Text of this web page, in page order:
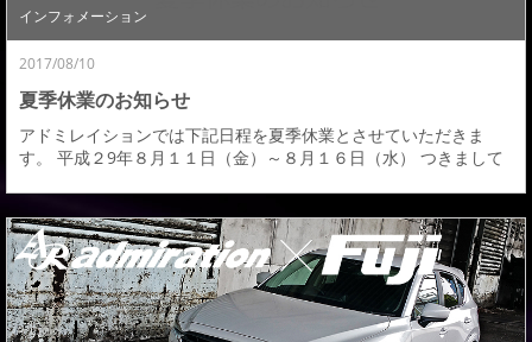
インフォメーション
2017/08/10
夏季休業のお知らせ
アドミレイションでは下記日程を夏季休業とさせていただきま
す。 平成２9年８月１１日（金）～８月１６日（水） つきまして
って参りますので、商品到着 までお待ち頂きますよう、何卒お願
い申し上げます。 尚、同休日中のお電話でのお問い合わせはお休
みさせていただきます。 FAX・ 電子メール...